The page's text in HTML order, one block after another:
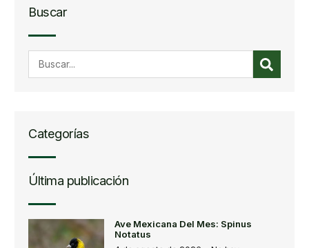
Buscar
Categorías
Última publicación
Ave Mexicana Del Mes: Spinus
Notatus